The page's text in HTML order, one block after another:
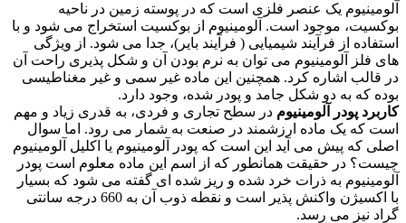
آلومینیوم یک عنصر فلزی است که در پوسته زمین در ناحیه
بوکسیت، موجود است. آلومینیوم از بوکسیت استخراج می شود و با
استفاده از فرآیند شیمیایی ( فرآیند بایر)، جدا می شود. از ویژگی
های فلز آلومینیوم می توان به نرم بودن آن و شکل پذیری راحت آن
در قالب اشاره کرد. همچنین این ماده غیر سمی و غیر مغناطیسی
بوده که به دو شکل جامد و پودر شده، وجود دارد.
کاربرد پودر آلومینیوم در سطح تجاری و فردی، به قدری زیاد و مهم
است که یک ماده ارزشمند در صنعت به شمار می رود. اما سوال
اصلی که پیش می آید این است که پودر آلومینیوم یا اکلیل آلومینیوم
چیست؟ در حقیقت همانطور که از اسم این ماده معلوم است پودر
آلومینیوم به ذرات خرد شده و ریز شده ای گفته می شود که بسیار
با اکسیژن واکنش پذیر است و نقطه ذوب آن به 660 درجه سانتی
گراد نیز می رسد.